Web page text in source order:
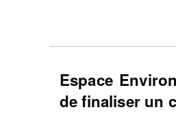
Espace
de finaliser un